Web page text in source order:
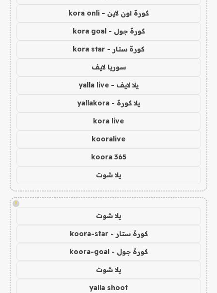
كورة اون لاين - kora onli
كورة جول - kora goal
كورة ستار - kora star
سوريا لايف
يلا لايف - yalla live
يلا كورة - yallakora
kora live
kooralive
koora 365
يلا شوت
!
يلا شوت
كورة ستار - koora-star
كورة جول - koora-goal
يلا شوت
yalla shoot